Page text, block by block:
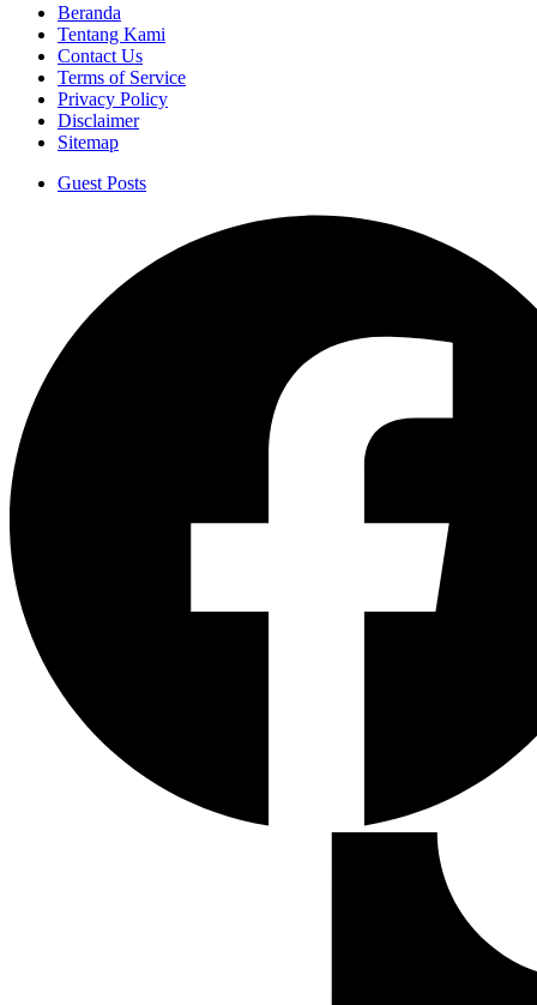
Beranda
Tentang Kami
Contact Us
Terms of Service
Privacy Policy
Disclaimer
Sitemap
Guest Posts